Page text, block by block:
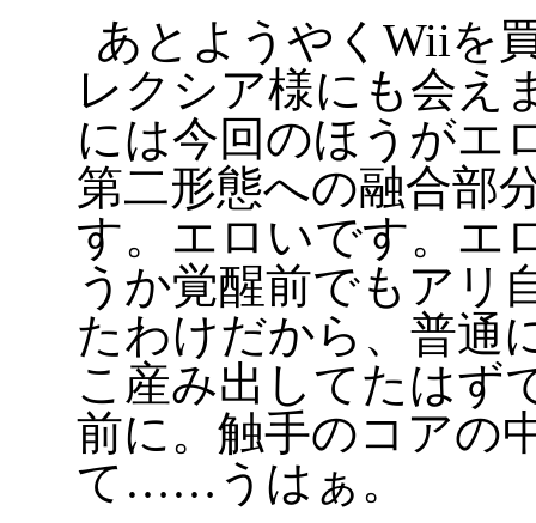
あとようやくWiiを
レクシア様にも会え
には今回のほうがエ
第二形態への融合部
す。エロいです。エ
うか覚醒前でもアリ
たわけだから、普通
こ産み出してたはず
前に。触手のコアの
て……うはぁ。